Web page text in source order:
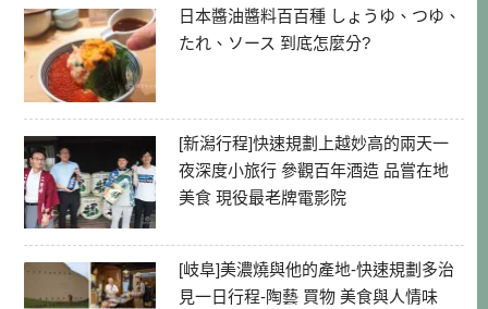
日本醬油醬料百百種 しょうゆ、つゆ、
たれ、ソース 到底怎麼分?
[新潟行程]快速規劃上越妙高的兩天一
夜深度小旅行 參觀百年酒造 品嘗在地
美食 現役最老牌電影院
[岐阜]美濃燒與他的產地-快速規劃多治
見一日行程-陶藝 買物 美食與人情味